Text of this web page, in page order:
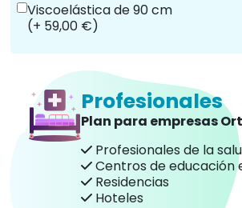
Viscoelástica de 90 cm
(+ 59,00 €)
Profesionales
Plan para empresas
Profesionales de la
Centros de educación
Residencias
Hoteles